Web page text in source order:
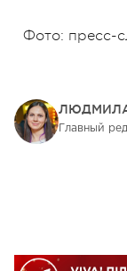
Фото: пресс-
Главный